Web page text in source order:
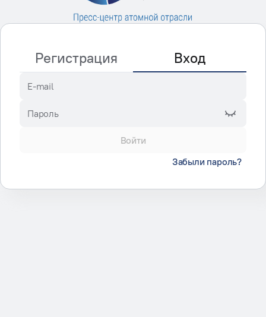
Регистрация Вход
E-mail
Пароль
Войти
Забыли пароль?